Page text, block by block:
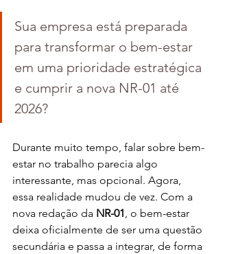
Sua empresa está preparada
para transformar o bem-estar
em uma prioridade estratégica
e cumprir a nova NR-01 até
2026?
Durante muito tempo, falar sobre bem-
estar no trabalho parecia algo
interessante, mas opcional. Agora,
essa realidade mudou de vez. Com a
nova redação da NR-01, o bem-estar
deixa oficialmente de ser uma questão
secundária e passa a integrar, de forma